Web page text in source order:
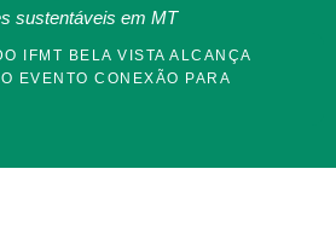
sustentáveis em MT
IFMT BELA VISTA ALCANÇA
EVENTO CONEXÃO PARA